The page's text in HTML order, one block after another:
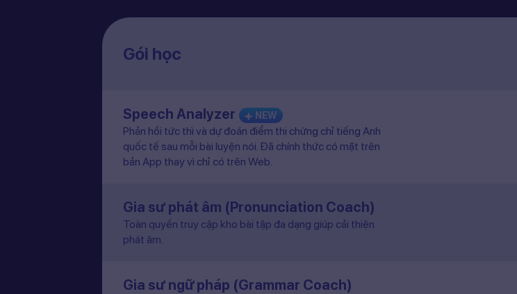
Gói học
Speech Analyzer NEW
Phản hồi tức thì và dự đoán điểm thi chứng chỉ tiếng Anh
quốc tế sau mỗi bài luyện nói. Đã chính thức có mặt trên
bản App thay vì chỉ có trên Web.
Gia sư phát âm (Pronunciation Coach)
Toàn quyền truy cập kho bài tập đa dạng giúp cải thiện
phát âm.
Gia sư ngữ pháp (Grammar Coach)